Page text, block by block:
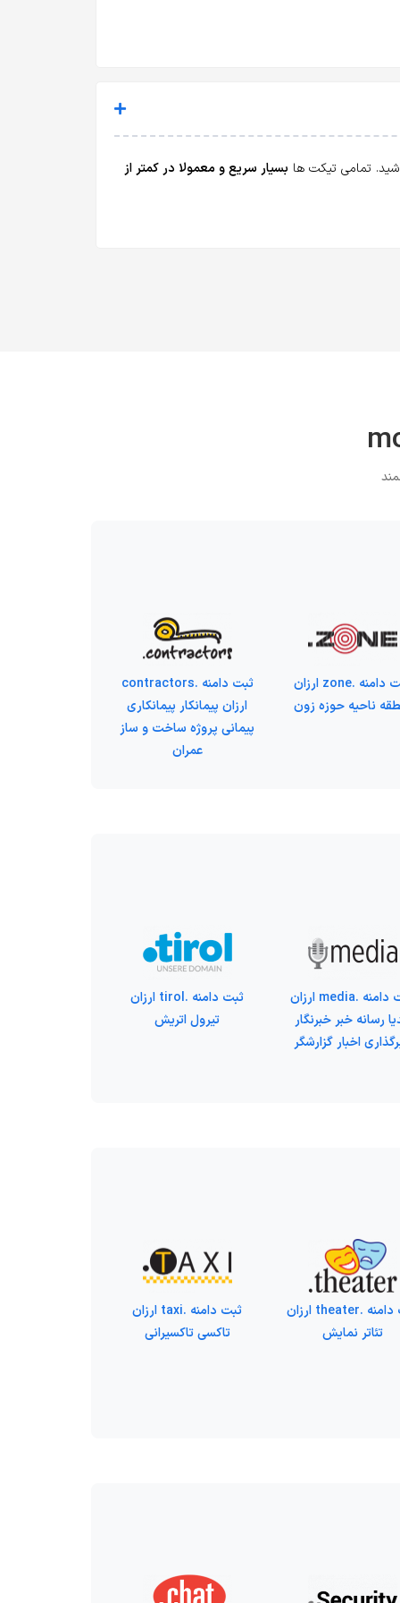
تمامی تیکت ها بسیار سریع و معمولا در کمتر از
ثبت دامنه .zone ارزان
ناحیه حوزه زون
ثبت دامنه .contractors
ارزان پیمانکار پیمانکاری
پیمانی پروژه ساخت و ساز
عمران
ثبت دامنه .media ارزان
رسانه خبر خبرنگار
اخبار گزارشگر
ثبت دامنه .tirol ارزان
تیرول اتریش
ثبت دامنه .theater ارزان
تئاتر نمایش
ثبت دامنه .taxi ارزان
تاکسی تاکسیرانی